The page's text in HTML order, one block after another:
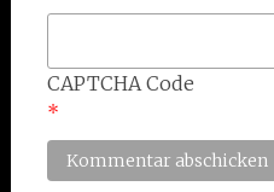
CAPTCHA Code
*